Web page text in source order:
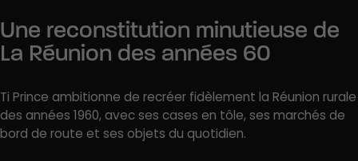
Une reconstitution minutieuse de
La Réunion des années 60
Ti Prince ambitionne de recréer fidèlement la Réunion rurale
des années 1960, avec ses cases en tôle, ses marchés de
bord de route et ses objets du quotidien.